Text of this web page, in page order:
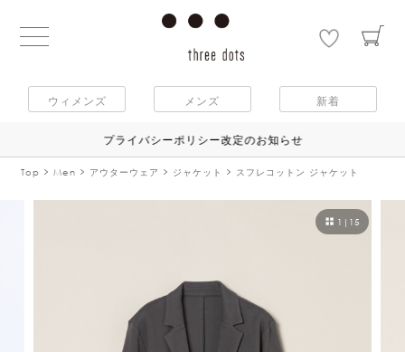
ウィメンズ メンズ 新着
プライバシーポリシー改定のお知らせ
Top Men アウターウェア ジャケット スフレコットン ジャケット
1 | 15